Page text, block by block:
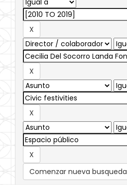
Comenzar nueva busqueda